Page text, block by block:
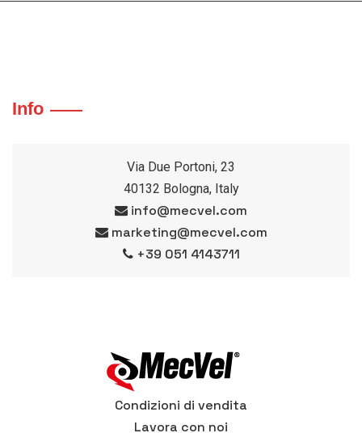
Info
Via Due Portoni, 23
40132 Bologna, Italy
info@mecvel.com
marketing@mecvel.com
+39 051 4143711
Condizioni di vendita
Lavora con noi